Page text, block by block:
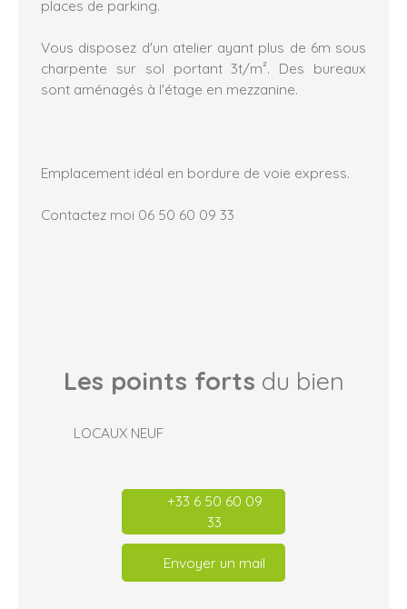
places de parking.
Vous disposez d'un atelier ayant plus de 6m sous
charpente sur sol portant 3t/m². Des bureaux
sont aménagés à l'étage en mezzanine.
Emplacement idéal en bordure de voie express.
Contactez moi 06 50 60 09 33
Les points forts du bien
LOCAUX NEUF
+33 6 50 60 09
33
Envoyer un mail